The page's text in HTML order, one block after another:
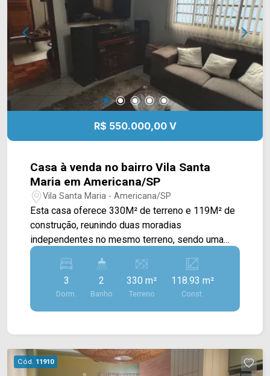
equipe da Arbix Imóveis e agende a sua visita!!
WhatsApp e Telefone: (19) 3475-4546 ARBIX
IMÓVEIS - Presente em cada mudança!
R$ 550.000,00 V
Casa à venda no bairro Vila Santa
Maria em Americana/SP
Vila Santa Maria - Americana/SP
Esta casa oferece 330M² de terreno e 119M² de
construção, reunindo duas moradias
independentes no mesmo terreno, sendo uma
excelente opção para famílias que desejam mais
espaço, para quem busca acomodar parentes
com privacidade ou até mesmo gerar renda com
locação. A casa principal conta com sala de estar,
sala de TV e sala de jantar integrada à cozinha
dia. O amplo quintal amplia as possibilidades de
lazer, futuras ampliações ou criação de um
3
Dorm.
2
Banho
330 m²
Terreno
118.93 m²
Const.
Cód. 11910